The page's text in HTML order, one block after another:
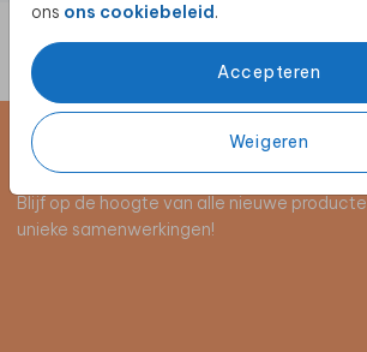
ons ons cookiebeleid.
Accepteren
Weigeren
Schrijf je in voor de
Blijf op de hoogte van alle nieuwe
unieke samenwerkingen!